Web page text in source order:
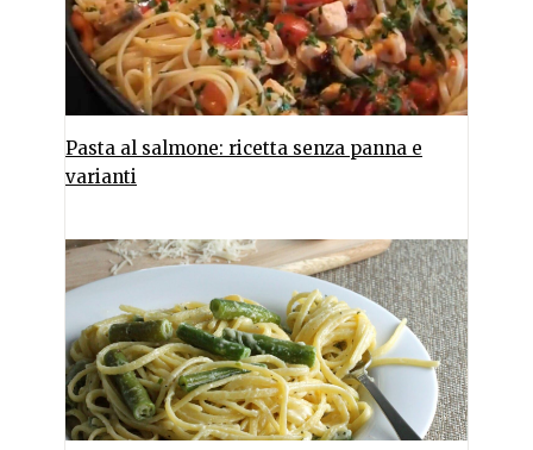
Pasta al salmone: ricetta senza panna e
varianti